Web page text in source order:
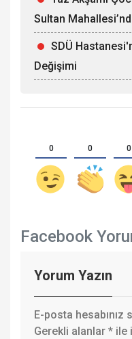
Sultan
SDÜ
Değişimi
0 0 0
Facebook
Yorum Yazın
E-posta hesabınız
Gerekli alanlar * ile